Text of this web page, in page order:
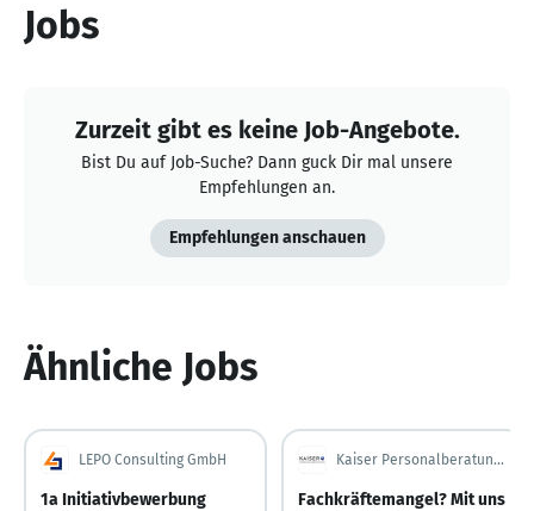
Jobs
Zurzeit gibt es keine Job-Angebote.
Bist Du auf Job-Suche? Dann guck Dir mal unsere
Empfehlungen an.
Empfehlungen anschauen
Ähnliche Jobs
LEPO Consulting GmbH
1a Initiativbewerbung
Kaiser Personalberatung GmbH
Fachkräftemangel? Mit uns